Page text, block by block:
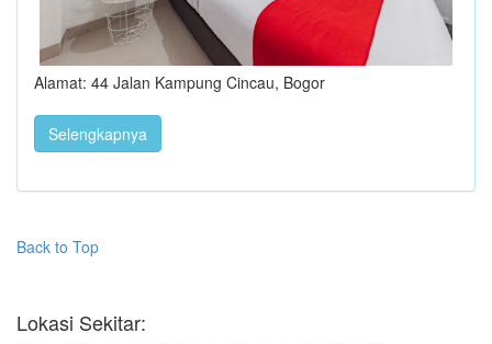
Alamat: 44 Jalan Kampung Cincau, Bogor
Selengkapnya
Back to Top
Lokasi Sekitar: